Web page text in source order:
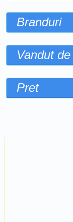
Branduri
Vandut de
Pret